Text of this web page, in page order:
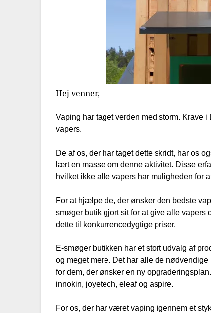
Hej venner,
Vaping har taget verden med storm. Krave
vapers.
De af os, der har taget dette skridt, har os
lært en masse om denne aktivitet. Disse
hvilket ikke alle vapers har muligheden for
For at hjælpe de, der ønsker den bedste
smøger butik gjort sit for at give alle vapers
dette til konkurrencedygtige priser.
E-smøger butikken har et stort udvalg af
og meget mere. Det har alle de
for dem, der ønsker en ny
innokin, joyetech, eleaf og aspire.
For os, der har været vaping igennem et